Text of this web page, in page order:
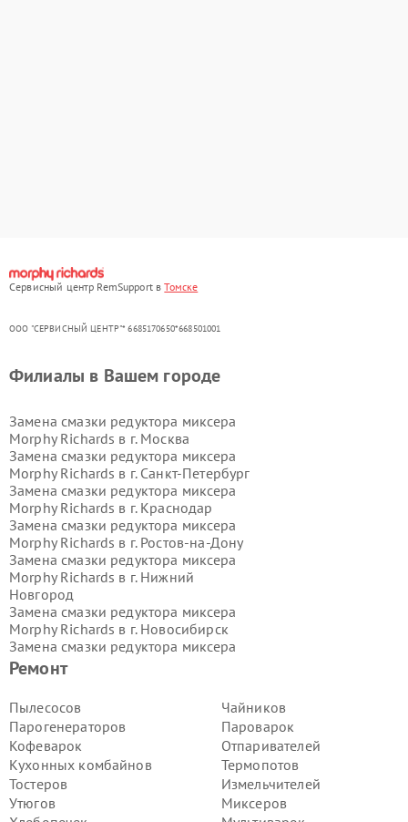
Сервисный центр RemSupport вТомске
ООО "СЕРВИСНЫЙ ЦЕНТР"* 6685170650*668501001
Ремонт
Пылесосов
Парогенераторов
Кофеварок
Кухонных комбайнов
Тостеров
Утюгов
Чайников
Пароварок
Отпаривателей
Термопотов
Измельчителей
Миксеров
Филиалы в Вашем городе
Замена смазки редуктора миксера
Morphy Richards в г. Москва
Замена смазки редуктора миксера
Morphy Richards в г. Санкт-Петербург
Замена смазки редуктора миксера
Morphy Richards в г. Краснодар
Замена смазки редуктора миксера
Morphy Richards в г. Ростов-на-Дону
Замена смазки редуктора миксера
Morphy Richards в г. Нижний
Новгород
Замена смазки редуктора миксера
Morphy Richards в г. Новосибирск
Замена смазки редуктора миксера
Morphy Richards в г.
Замена смазки редуктора миксера
Замена смазки редуктора миксера
Morphy Richards в г.
Замена смазки редуктора миксера
Morphy Richards в г.Волгоград
Замена смазки редуктора миксера
Morphy Richards в г.